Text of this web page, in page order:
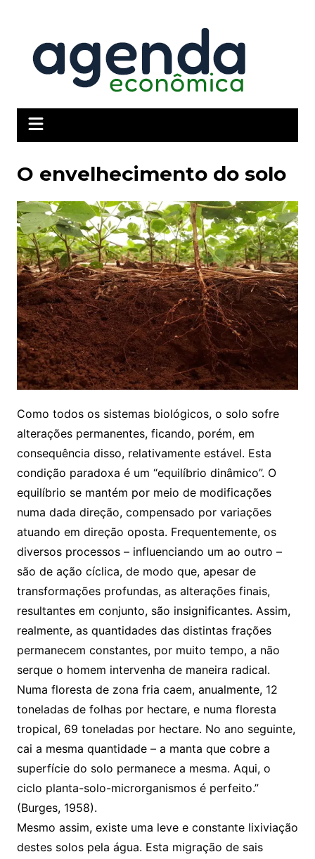
conteúdo
O envelhecimento do solo
Como todos os sistemas biológicos, o solo sofre
alterações permanentes, ficando, porém, em
consequência disso, relativamente estável. Esta
condição paradoxa é um “equilíbrio dinâmico”. O
equilíbrio se mantém por meio de modificações
numa dada direção, compensado por variações
atuando em direção oposta. Frequentemente, os
diversos processos – influenciando um ao outro –
são de ação cíclica, de modo que, apesar de
transformações profundas, as alterações finais,
resultantes em conjunto, são insignificantes. Assim,
realmente, as quantidades das distintas frações
permanecem constantes, por muito tempo, a não
serque o homem intervenha de maneira radical.
Numa floresta de zona fria caem, anualmente, 12
toneladas de folhas por hectare, e numa floresta
tropical, 69 toneladas por hectare. No ano seguinte,
cai a mesma quantidade – a manta que cobre a
superfície do solo permanece a mesma. Aqui, o
ciclo planta-solo-microrganismos é perfeito.”
(Burges, 1958).
Mesmo assim, existe uma leve e constante lixiviação
destes solos pela água. Esta migração de sais